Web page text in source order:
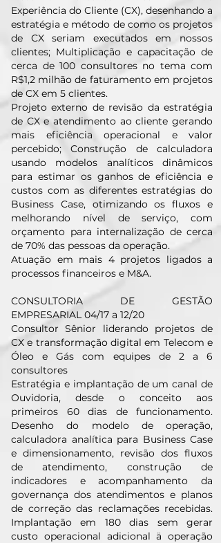
Experiência do Cliente (CX), desenhando a
estratégia e método de como os projetos
de CX seriam executados em nossos
clientes; Multiplicação e capacitação de
cerca de 100 consultores no tema com
R$1,2 milhão de faturamento em projetos
de CX em 5 clientes.
Projeto externo de revisão da estratégia
de CX e atendimento ao cliente gerando
mais eficiência operacional e valor
percebido; Construção de calculadora
usando modelos analíticos dinâmicos
para estimar os ganhos de eficiência e
custos com as diferentes estratégias do
Business Case, otimizando os fluxos e
melhorando nível de serviço, com
orçamento para internalização de cerca
de 70% das pessoas da operação.
Atuação em mais 4 projetos ligados a
processos financeiros e M&A.
CONSULTORIA DE GESTÃO
EMPRESARIAL 04/17 a 12/20
Consultor Sênior liderando projetos de
CX e transformação digital em Telecom e
Óleo e Gás com equipes de 2 a 6
consultores
Estratégia e implantação de um canal de
Ouvidoria, desde o conceito aos
primeiros 60 dias de funcionamento.
Desenho do modelo de operação,
calculadora analítica para Business Case
e dimensionamento, revisão dos fluxos
de atendimento, construção de
indicadores e acompanhamento da
governança dos atendimentos e planos
de correção das reclamações recebidas.
Implantação em 180 dias sem gerar
custo operacional adicional ä operação